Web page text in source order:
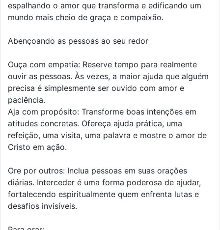
espalhando o amor que transforma e edificando um
mundo mais cheio de graça e compaixão.
Abençoando as pessoas ao seu redor
Ouça com empatia: Reserve tempo para realmente
ouvir as pessoas. Às vezes, a maior ajuda que alguém
precisa é simplesmente ser ouvido com amor e
paciência.
Aja com propósito: Transforme boas intenções em
atitudes concretas. Ofereça ajuda prática, uma
refeição, uma visita, uma palavra e mostre o amor de
Cristo em ação.
Ore por outros: Inclua pessoas em suas orações
diárias. Interceder é uma forma poderosa de ajudar,
fortalecendo espiritualmente quem enfrenta lutas e
desafios invisíveis.